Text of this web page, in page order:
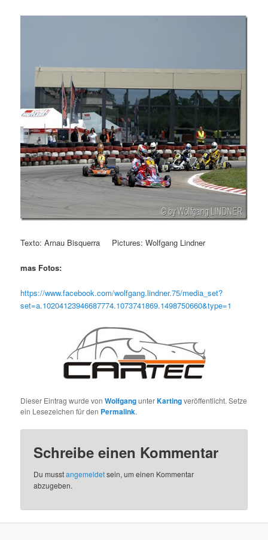
Texto: Arnau Bisquerra Pictures: Wolfgang Lindner
mas Fotos:
https://www.facebook.com/wolfgang.lindner.75/media_set?
set=a.10204123946687774.1073741869.1498750660&type=1
Dieser Eintrag wurde vonWolfgangunterKartingveröffentlicht. Setze
ein Lesezeichen für den Permalink.
Schreibe einen Kommentar
Du musstangemeldetsein, um einen Kommentar
abzugeben.